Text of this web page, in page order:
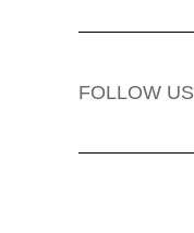
FOLLOW US